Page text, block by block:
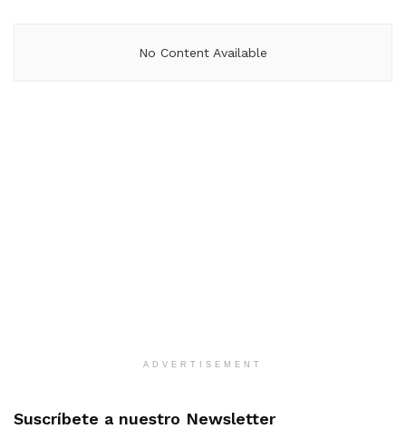
No Content Available
ADVERTISEMENT
Suscríbete a nuestro Newsletter